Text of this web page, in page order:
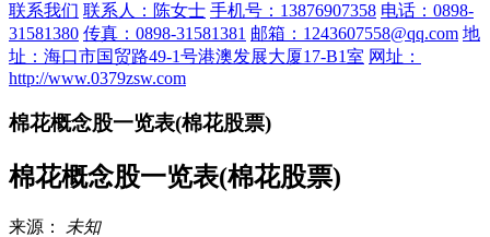
联系我们 联系人：陈女士 手机号：13876907358 电话：0898-
31581380 传真：0898-31581381 邮箱：1243607558@qq.com 地
址：海口市国贸路49-1号港澳发展大厦17-B1室 网址：
http://www.0379zsw.com
棉花概念股一览表(棉花股票)
棉花概念股一览表(棉花股票)
来源：
未知